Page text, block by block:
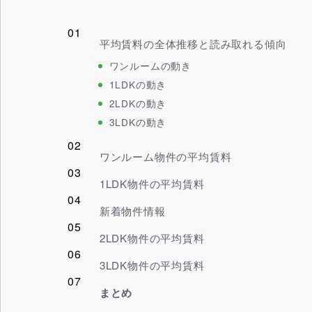
平均賃料の全体推移と読み取れる傾向
ワンルームの動き
1LDKの動き
2LDKの動き
3LDKの動き
ワンルーム物件の平均賃料
1LDK物件の平均賃料
新着物件情報
2LDK物件の平均賃料
3LDK物件の平均賃料
まとめ